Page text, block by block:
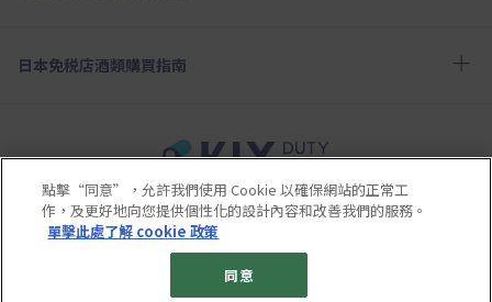
日本免税店酒類購買指南
© 2023 Kansai Airports Retail & Services All rights reserved.
使用條款 隱私政策
Cookie政策
關於社交媒體使用規章
點擊“同意”，允許我們使用 Cookie 以確保網站的正常工
作，及更好地向您提供個性化的設計內容和改善我們的服務。
單擊此處了解 cookie 政策
同意